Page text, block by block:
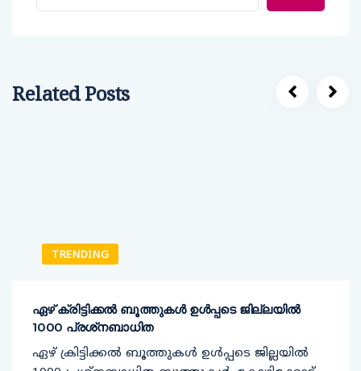
Related Posts
TRENDING
ഏഴ് ക്രിട്ടിക്കല്‍ ബൂത്തുകള്‍ ഉള്‍പ്പടെ ജില്ലയില്‍
1000 പ്രശ്‌നബാധിത
ഏഴ് ക്രിട്ടിക്കല്‍ ബൂത്തുകള്‍ ഉള്‍പ്പടെ ജില്ലയില്‍